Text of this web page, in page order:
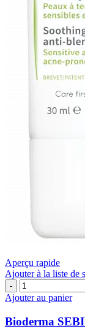
Aperçu rapide
Ajouter à la liste de
quantité
de
Bioderma
SEBIUM
SENSITIVE
Ajouter au panier
Bioderma